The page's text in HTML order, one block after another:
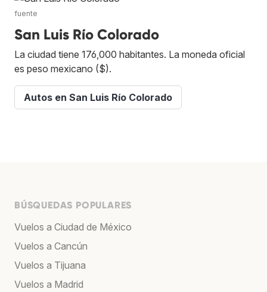
fuente
San Luis Río Colorado
La ciudad tiene 176,000 habitantes. La moneda oficial
es peso mexicano ($).
Autos en San Luis Río Colorado
BÚSQUEDAS POPULARES
Vuelos a Ciudad de México
Vuelos a Cancún
Vuelos a Tijuana
Vuelos a Madrid